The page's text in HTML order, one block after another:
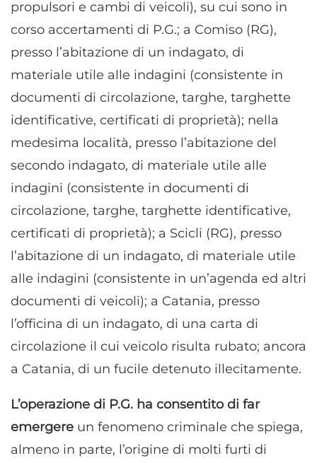
propulsori e cambi di veicoli), su cui sono in
corso accertamenti di P.G.; a Comiso (RG),
presso l’abitazione di un indagato, di
materiale utile alle indagini (consistente in
documenti di circolazione, targhe, targhette
identificative, certificati di proprietà); nella
medesima località, presso l’abitazione del
secondo indagato, di materiale utile alle
indagini (consistente in documenti di
circolazione, targhe, targhette identificative,
certificati di proprietà); a Scicli (RG), presso
l’abitazione di un indagato, di materiale utile
alle indagini (consistente in un’agenda ed altri
documenti di veicoli); a Catania, presso
l’officina di un indagato, di una carta di
circolazione il cui veicolo risulta rubato; ancora
a Catania, di un fucile detenuto illecitamente.
L’operazione di P.G. ha consentito di far
emergere un fenomeno criminale che spiega,
almeno in parte, l’origine di molti furti di